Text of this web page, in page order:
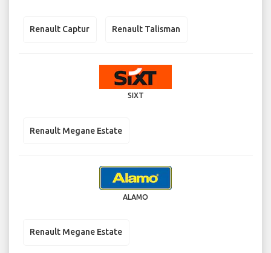
Renault Captur Renault Talisman
SIXT
Renault Megane Estate
ALAMO
Renault Megane Estate